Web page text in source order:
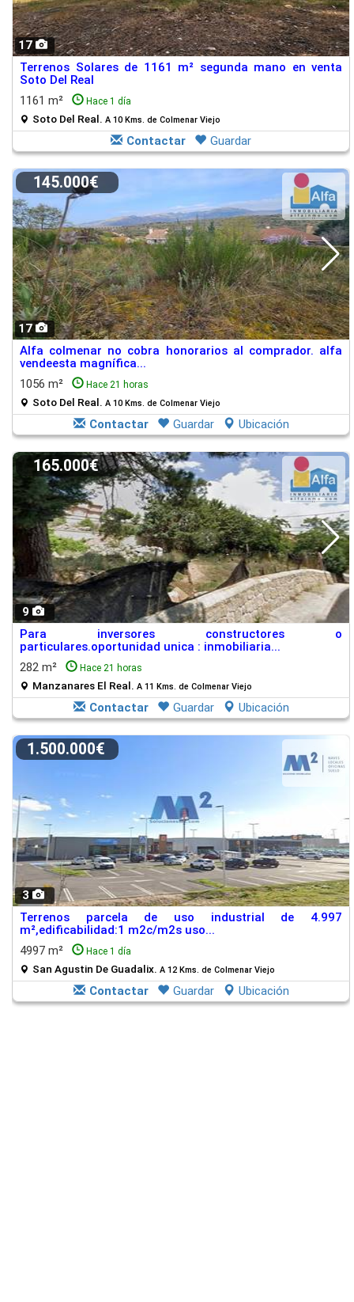
17
Terrenos Solares de 1161 m² segunda mano en venta
Soto Del Real
1161 m²
Hace 1 día
Soto Del Real. A 10 Kms. de Colmenar Viejo
Contactar Guardar
17
145.000€
Alfa colmenar no cobra honorarios al comprador. alfa
vendeesta magnífica...
1056 m²
Hace 21 horas
Soto Del Real. A 10 Kms. de Colmenar Viejo
Contactar Guardar Ubicación
9
165.000€
Para inversores constructores o
particulares.oportunidad unica : inmobiliaria...
282 m²
Hace 21 horas
Manzanares El Real. A 11 Kms. de Colmenar Viejo
Contactar Guardar Ubicación
3
1.500.000€
Terrenos parcela de uso industrial de 4.997
m²,edificabilidad:1 m2c/m2s uso...
4997 m²
Hace 1 día
San Agustin De Guadalix. A 12 Kms. de Colmenar Viejo
Contactar Guardar Ubicación